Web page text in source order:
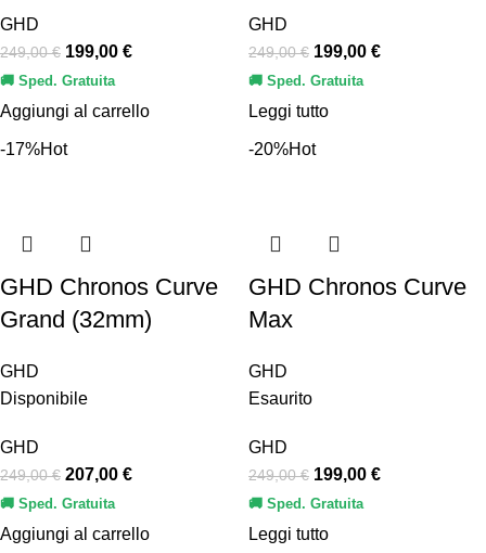
GHD
249,00€ 199,00 €
🚚 Sped. Gratuita
Aggiungi al carrello
GHD
249,00€ 199,00 €
🚚 Sped. Gratuita
Leggi tutto
-17%Hot
GHD Chronos Curve
Grand (32mm)
GHD
Disponibile
GHD
249,00€ 207,00 €
🚚 Sped. Gratuita
Aggiungi al carrello
-20%Hot
GHD Chronos Curve
Max
GHD
Esaurito
GHD
249,00€ 199,00 €
🚚 Sped. Gratuita
Leggi tutto